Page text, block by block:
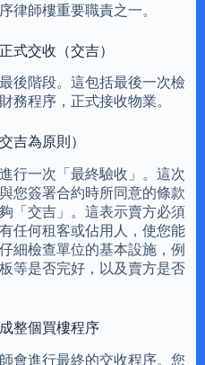
律師樓重要職責之一。
式交收（交吉）
後階段。這包括最後一次檢
務程序，正式接收物業。
吉為原則）
行一次「最終驗收」。這次
您簽署合約時所同意的條款
「交吉」。這表示賣方必須
任何租客或佔用人，使您能
細檢查單位的基本設施，例
等是否完好，以及賣方是否
整個買樓程序
會進行最終的交收程序。您